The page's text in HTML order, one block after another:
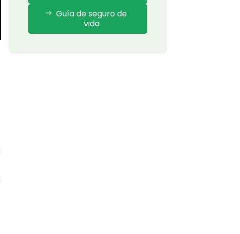
Guía de seguro de
vida